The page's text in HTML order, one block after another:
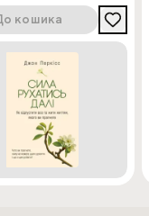
кошика